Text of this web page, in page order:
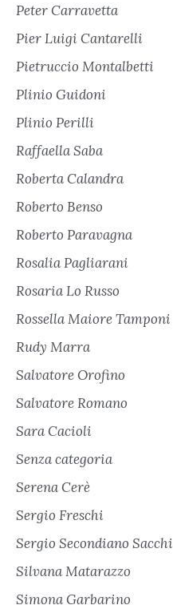
Peter Carravetta
Pier Luigi Cantarelli
Pietruccio Montalbetti
Plinio Guidoni
Plinio Perilli
Raffaella Saba
Roberta Calandra
Roberto Benso
Roberto Paravagna
Rosalia Pagliarani
Rosaria Lo Russo
Rossella Maiore Tamponi
Rudy Marra
Salvatore Orofino
Salvatore Romano
Sara Cacioli
Senza categoria
Serena Cerè
Sergio Freschi
Sergio Secondiano Sacchi
Silvana Matarazzo
Simona Garbarino